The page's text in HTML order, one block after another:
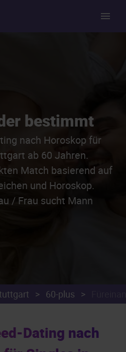
bestimmt
nach Horoskop für
ab 60 Jahren.
Match basierend auf
und Horoskop.
/ Frau sucht Mann
> 60-plus >
Dating nach